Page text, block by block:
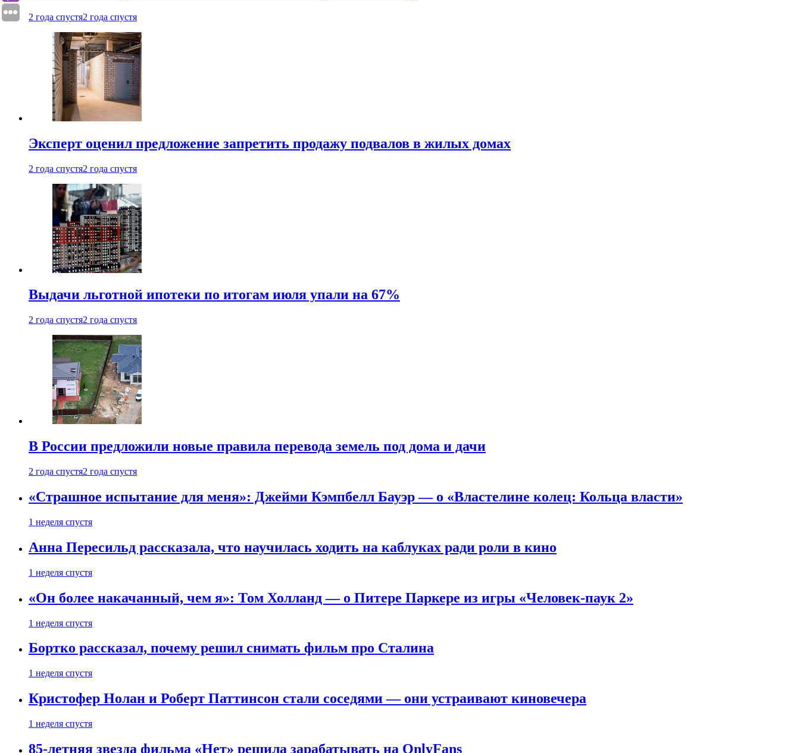
2 года спустя2 года спустя
Эксперт оценил предложение запретить продажу подвалов в жилых домах
2 года спустя2 года спустя
Выдачи льготной ипотеки по итогам июля упали на 67%
2 года спустя2 года спустя
В России предложили новые правила перевода земель под дома и дачи
2 года спустя2 года спустя
«Страшное испытание для меня»: Джейми Кэмпбелл Бауэр — о «Властелине колец: Кольца власти»
1 неделя спустя
Анна Пересильд рассказала, что научилась ходить на каблуках ради роли в кино
1 неделя спустя
«Он более накачанный, чем я»: Том Холланд — о Питере Паркере из игры «Человек-паук 2»
1 неделя спустя
Бортко рассказал, почему решил снимать фильм про Сталина
1 неделя спустя
Кристофер Нолан и Роберт Паттинсон стали соседями — они устраивают киновечера
1 неделя спустя
85-летняя звезда фильма «Нет» решила зарабатывать на OnlyFans